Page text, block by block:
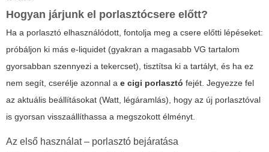
Hogyan járjunk el porlasztócsere előtt?
Ha a porlasztó elhasználódott, fontolja meg a csere előtti lépéseket:
próbáljon ki más e‑liquidet (gyakran a magasabb VG tartalom
gyorsabban szennyezi a tekercset), tisztítsa ki a tartályt, és ha ez
nem segít, cserélje azonnal a e cigi porlasztó fejét. Jegyezze fel
az aktuális beállításokat (Watt, légáramlás), hogy az új porlasztóval
is gyorsan visszaállíthassa a megszokott élményt.
Az első használat – porlasztó bejáratása